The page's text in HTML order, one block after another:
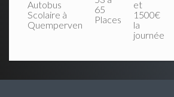
Autobus
Scolaire à
Quemperven
65
Places
et
1500€
la
journée